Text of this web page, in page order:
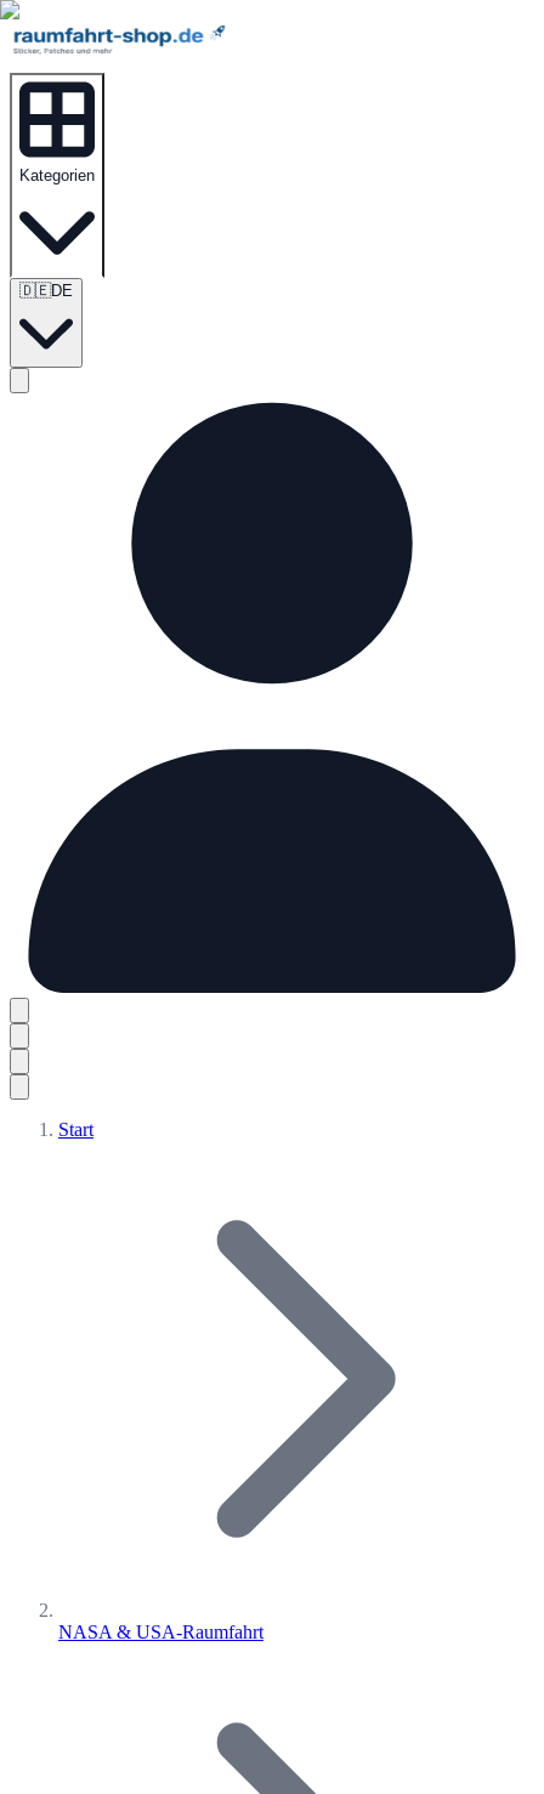
Kategorien
🇩🇪DE
Start
NASA & USA-Raumfahrt